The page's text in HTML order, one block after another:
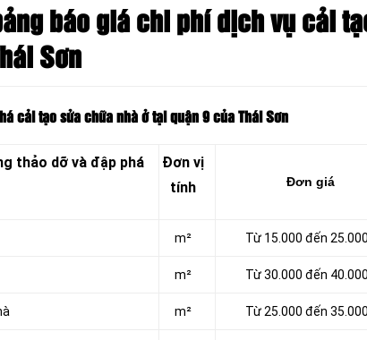
báo giá chi phí dịch vụ cải
Sơn
cải tạo sửa chữa nhà ở tại quận 9 của Thái Sơn
thảo dỡ và đập phá
Đơn vị
tính
Đơn giá
m² Từ 15.000 đến
m² Từ 30.000 đến
m² Từ 25.000 đến